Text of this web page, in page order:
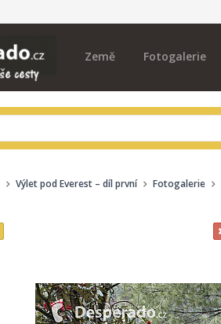
Země Fotogalerie
Výlet pod Everest – díl první Fotogalerie